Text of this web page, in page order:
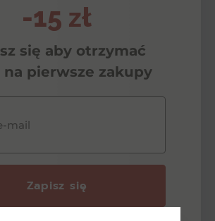
-15 zł
się aby otrzymać
na pierwsze zakupy
mail
Zapisz się